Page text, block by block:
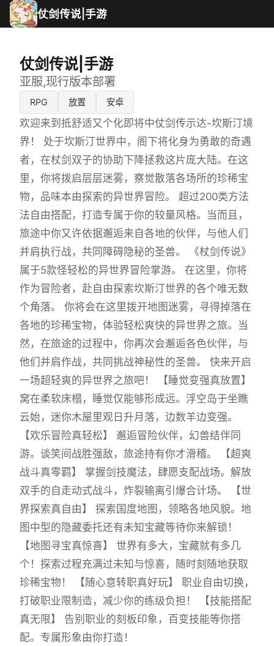
仗剑传说|手游
仗剑传说|手游
亚服,现行版本部署
RPG 放置 安卓
欢迎来到抵舒适又个化即将中仗剑传示达-坎斯汀境
界！ 处于坎斯汀世界中，阁下将化身为勇敢的奇遇
者，在杖剑双子的协助下降拯救这片庞大陆。在这
里，你将拨启层层迷雾，察觉散落各场所的珍稀宝
物，品味本由探索的异世界冒险。 超过200类方法
法自由搭配，打造专属于你的较量风格。当而且，
旅途中你又许依据邂逅来自各地的伙伴，与他人们
并肩执行战，共同障碍隐秘的圣兽。 《杖剑传说》
属于5款怪轻松的异世界冒险掌游。 在这里，你将
作为冒险者，赴自由探索坎斯汀世界的各个唯无数
个角落。 你将会在这里拨开地图迷雾，寻得掉落在
各地的珍稀宝物，体验轻松爽快的异世界之旅。当
然，在旅途的过程中，你再次会邂逅各色伙伴，与
他们并肩作战，共同挑战神秘性的圣兽。 快来开启
一场超轻爽的异世界之旅吧！ 【睡觉变强真放置】
窝在柔软床榻，睡觉仅能够形成远。浮空岛于坐瞧
云始，迷你木屋里观日升月落，边数羊边变强。
【欢乐冒险真轻松】 邂逅冒险伙伴，幻兽结伴同
游。谈笑间战胜强敌，旅途持有你才滑稽。 【超爽
战斗真零羁】 掌握剑技魔法，肆愿支配战场。解放
双手的自走动式战斗，炸裂输离引爆合计场。 【世
界探索真自由】 探索国度地图，领略各地风貌。地
图中型的隐藏委托还有未知宝藏等待你来解锁！
【地图寻宝真惊喜】 世界有多大，宝藏就有多几
个！探索过程充满过未知与惊喜，随时刻随地获取
珍稀宝物！ 【随心意转职真好玩】 职业自由切换，
打破职业限制造，减少你的练级负担！ 【技能搭配
真无限】 告别职业的刻板印象，百变技能等你搭
配。专属形象由你打造！